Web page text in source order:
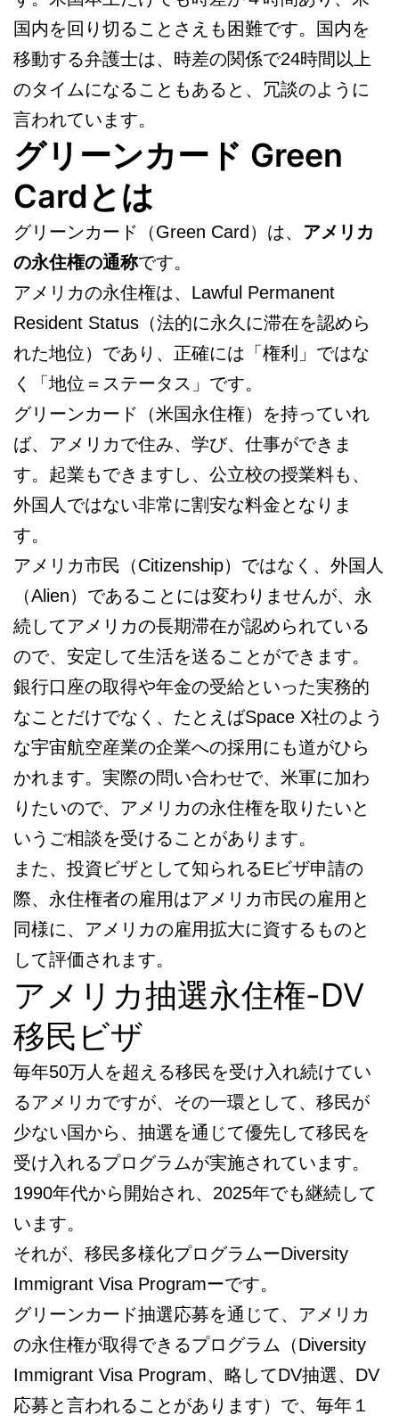
国内を回り切ることさえも困難です。国内を
移動する弁護士は、時差の関係で24時間以上
のタイムになることもあると、冗談のように
言われています。
グリーンカード Green
Cardとは
グリーンカード（Green Card）は、 アメリカ
の永住権の通称です。
アメリカの永住権は、Lawful Permanent
Resident Status（法的に永久に滞在を認めら
れた地位）であり、正確には「権利」ではな
く「地位＝ステータス」です。
グリーンカード（米国永住権）を持っていれ
ば、アメリカで住み、学び、仕事ができま
す。起業もできますし、公立校の授業料も、
外国人ではない非常に割安な料金となりま
す。
アメリカ市民（Citizenship）ではなく、外国人
（Alien）であることには変わりませんが、永
続してアメリカの長期滞在が認められている
ので、安定して生活を送ることができます。
銀行口座の取得や年金の受給といった実務的
なことだけでなく、たとえばSpace X社のよう
な宇宙航空産業の企業への採用にも道がひら
かれます。実際の問い合わせで、米軍に加わ
りたいので、アメリカの永住権を取りたいと
いうご相談を受けることがあります。
また、投資ビザとして知られるEビザ申請の
際、永住権者の雇用はアメリカ市民の雇用と
同様に、アメリカの雇用拡大に資するものと
して評価されます。
アメリカ抽選永住権-DV
移民ビザ
毎年50万人を超える移民を受け入れ続けてい
るアメリカですが、その一環として、移民が
少ない国から、抽選を通じて優先して移民を
受け入れるプログラムが実施されています。
1990年代から開始され、2025年でも継続して
います。
それが、移民多様化プログラムーDiversity
Immigrant Visa Programーです。
グリーンカード抽選応募を通じて、アメリカ
の永住権が取得できるプログラム（Diversity
Immigrant Visa Program、略してDV抽選、DV
応募と言われることがあります）で、毎年１